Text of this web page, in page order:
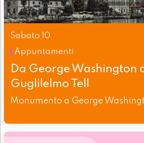
Sabato 10
Appuntamenti
Da George Washington
Guglilelmo Tell
Monumento a George